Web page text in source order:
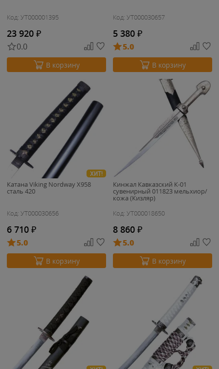
Код: УТ000001395
23 920 ₽
0.0
В корзину
Код: УТ000030657
5 380 ₽
5.0
В корзину
ХИТ!
Катана Viking Nordway X958
сталь 420
Код: УТ000030656
6 710 ₽
5.0
В корзину
Кинжал Кавказский К-01
сувенирный 011823 мельхиор/
кожа (Кизляр)
Код: УТ000018650
8 860 ₽
5.0
В корзину